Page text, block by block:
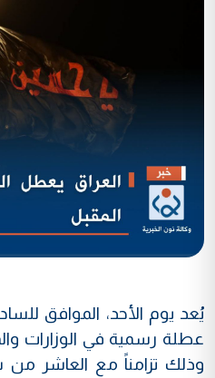
عطلة رسمية في الوزارات
وذلك تزامناً مع العاشر من